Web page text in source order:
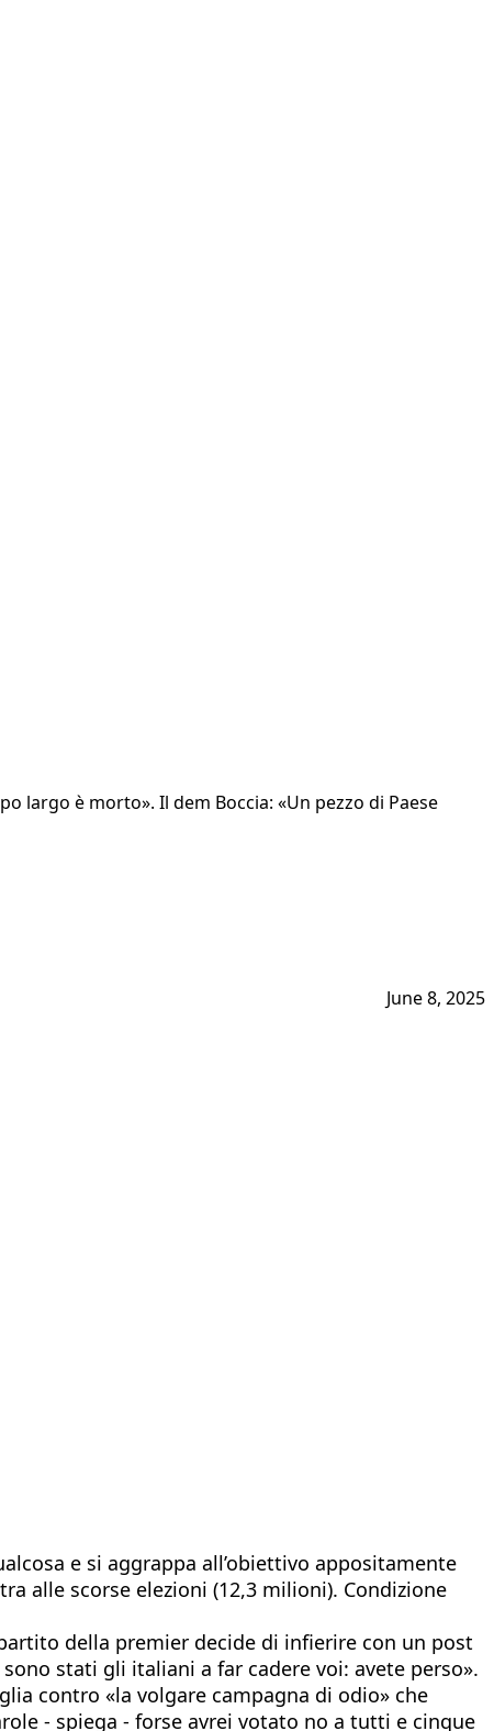
largo è morto». Il dem Boccia: «Un pezzo di Paese
June 8, 2025
e si aggrappa all’obiettivo appositamente
alle scorse elezioni (12,3 milioni). Condizione
della premier decide di infierire con un post
stati gli italiani a far cadere voi: avete perso».
contro «la volgare campagna di odio» che
- spiega - forse avrei votato no a tutti e cinque